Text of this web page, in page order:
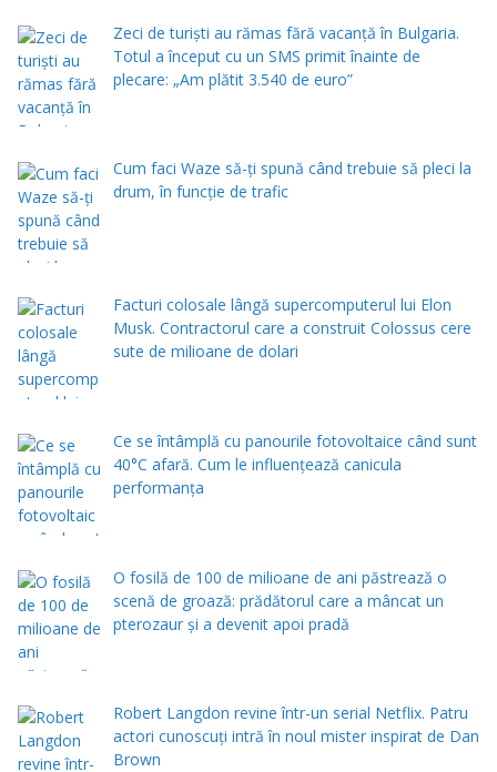
Zeci de turiști au rămas fără vacanță în Bulgaria.
Totul a început cu un SMS primit înainte de
plecare: „Am plătit 3.540 de euro”
Cum faci Waze să-ți spună când trebuie să pleci la
drum, în funcție de trafic
Facturi colosale lângă supercomputerul lui Elon
Musk. Contractorul care a construit Colossus cere
sute de milioane de dolari
Ce se întâmplă cu panourile fotovoltaice când sunt
40°C afară. Cum le influențează canicula
performanța
O fosilă de 100 de milioane de ani păstrează o
scenă de groază: prădătorul care a mâncat un
pterozaur și a devenit apoi pradă
Robert Langdon revine într-un serial Netflix. Patru
actori cunoscuți intră în noul mister inspirat de Dan
Brown